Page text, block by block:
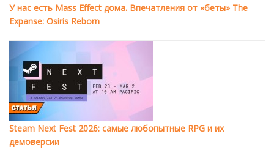
У нас есть Mass Effect дома. Впечатления от «беты» The
Expanse: Osiris Reborn
Steam Next Fest 2026: самые любопытные RPG и их
демоверсии